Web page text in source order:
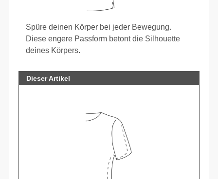
Spüre deinen Körper bei jeder Bewegung.
Diese engere Passform betont die Silhouette
deines Körpers.
Dieser Artikel